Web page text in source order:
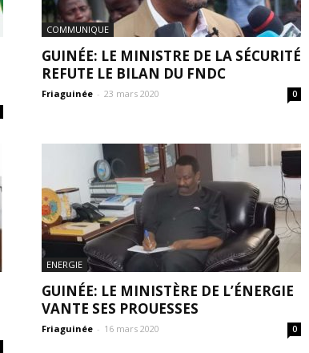
COMMUNIQUE
GUINÉE: LE MINISTRE DE LA SÉCURITÉ
REFUTE LE BILAN DU FNDC
Friaguinée - 23 mars 2020 0
ENERGIE
GUINÉE: LE MINISTÈRE DE L’ÉNERGIE
VANTE SES PROUESSES
Friaguinée - 16 mars 2020 0